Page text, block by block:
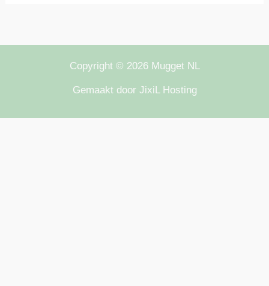
Copyright © 2026 Mugget NL
Gemaakt door JixiL Hosting